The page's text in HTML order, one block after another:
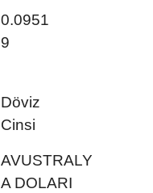
0.0951
9
Döviz
Cinsi
AVUSTRALY
A DOLARI